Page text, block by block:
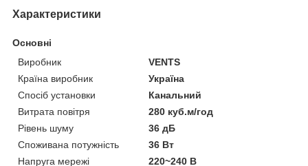
Характеристики
Основні
Виробник
VENTS
Країна виробник
Україна
Спосіб установки
Канальний
Витрата повітря
280 куб.м/год
Рівень шуму
36 дБ
Споживана потужність
36 Вт
Напруга мережі
220~240 В